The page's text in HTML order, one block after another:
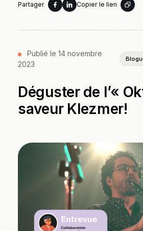
Partager Copier le lien
Publié le 14 novembre
2023
Déguster de l’«
saveur Klezmer!